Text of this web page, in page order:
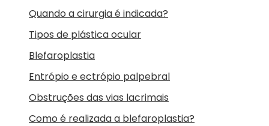
Quando a cirurgia é indicada?
Tipos de plástica ocular
Blefaroplastia
Entrópio e ectrópio palpebral
Obstruções das vias lacrimais
Como é realizada a blefaroplastia?